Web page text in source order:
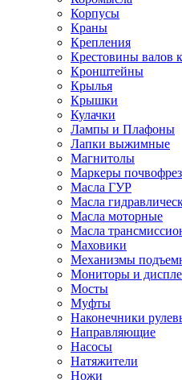
Корпусы
Краны
Крепления
Крестовины валов
Кронштейны
Крылья
Крышки
Кулачки
Лампы и Плафоны
Лапки выжимные
Магнитолы
Маркеры
Масла ГУР
Масла
Масла моторные
Масла
Маховики
Механизмы
Мониторы и
Мосты
Муфты
Наконечники
Направляющие
Насосы
Натяжители
Ножи